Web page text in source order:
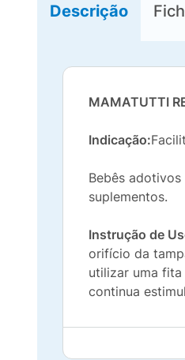
Descrição
MAMATUTTI
Indicação:
Bebês
suplementos.
Instrução de
orifício da
utilizar uma fita
continua